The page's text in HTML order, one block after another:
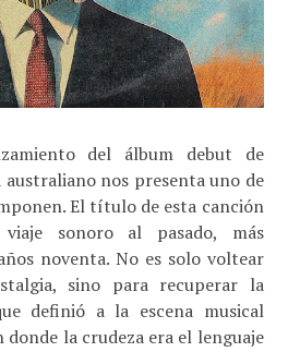
del álbum debut de
nos presenta uno de
El título de esta canción
sonoro al pasado, más
noventa. No es solo voltear
sino para recuperar la
definió a la escena musical
donde la crudeza era el lenguaje